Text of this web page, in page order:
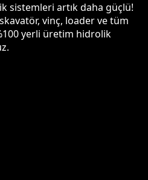
sistemleri artık daha güçlü!
vinç, loader ve tüm
yerli üretim hidrolik